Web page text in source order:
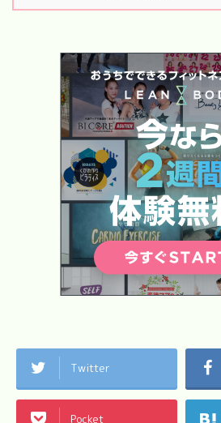
Twitter
Pocket